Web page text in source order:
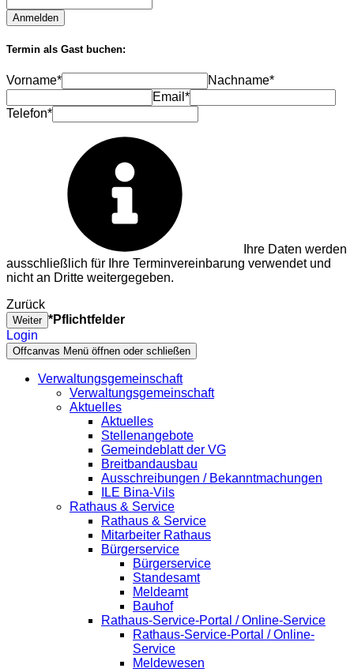
Anmelden
Termin als Gast buchen:
Vorname*
Nachname*
Email*
Telefon*
Ihre Daten werden
ausschließlich für Ihre Terminvereinbarung verwendet und
nicht an Dritte weitergegeben.
Zurück
Weiter *Pflichtfelder
Login
Offcanvas Menü öffnen oder schließen
Verwaltungsgemeinschaft
Verwaltungsgemeinschaft
Aktuelles
Aktuelles
Stellenangebote
Gemeindeblatt der VG
Breitbandausbau
Ausschreibungen / Bekanntmachungen
ILE Bina-Vils
Rathaus & Service
Rathaus & Service
Mitarbeiter Rathaus
Bürgerservice
Bürgerservice
Standesamt
Meldeamt
Bauhof
Rathaus-Service-Portal / Online-Service
Rathaus-Service-Portal / Online-
Service
Meldewesen